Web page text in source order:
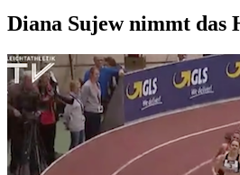
Diana Sujew nimmt das